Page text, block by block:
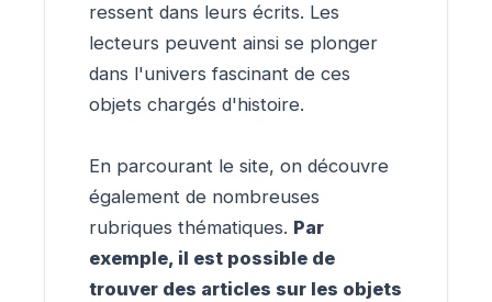
ressent dans leurs écrits. Les
lecteurs peuvent ainsi se plonger
dans l'univers fascinant de ces
objets chargés d'histoire.
En parcourant le site, on découvre
également de nombreuses
rubriques thématiques. Par
exemple, il est possible de
trouver des articles sur les objets